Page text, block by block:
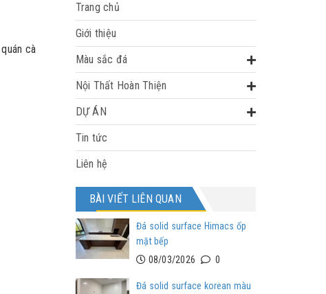
cà
Trang chủ
Giới thiệu
Màu sắc đá
Nội Thất Hoàn Thiện
DỰ ÁN
Tin tức
Liên hệ
BÀI VIẾT LIÊN QUAN
Đá solid surface Himacs ốp
mặt bếp
08/03/2026
0
Đá solid surface korean màu